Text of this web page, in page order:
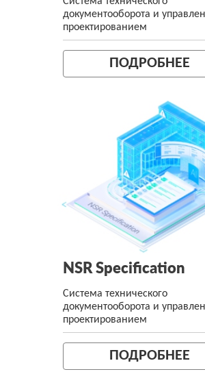
документооборота и
проектированием
ПОДРОБНЕЕ
NSR Specification
Система технического
документооборота и
проектированием
ПОДРОБНЕЕ